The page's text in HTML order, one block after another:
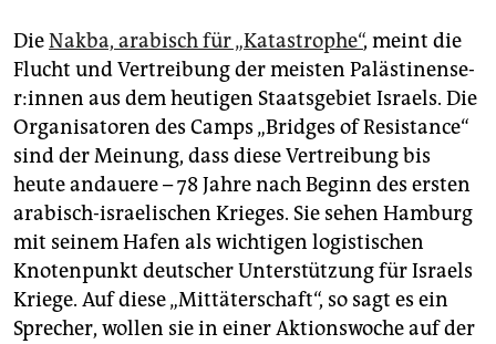
DieNakba, arabisch für „Katastrophe“, meint die
Flucht und Vertreibung der meisten Pa­läs­ti­nen­se­
r:in­nen aus dem heutigen Staatsgebiet Israels. Die
Organisatoren des Camps „Bridges of Resistance“
sind der Meinung, dass diese Vertreibung bis
heute andauere – 78 Jahre nach Beginn des ersten
arabisch-israelischen Krieges. Sie sehen Hamburg
mit seinem Hafen als wichtigen logistischen
Knotenpunkt deutscher Unterstützung für Israels
Kriege. Auf diese „Mittäterschaft“, so sagt es ein
Sprecher, wollen sie in einer Aktionswoche auf der